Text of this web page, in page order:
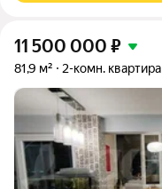
11 500 000 ₽
81,9 м² 2-комн. квартира